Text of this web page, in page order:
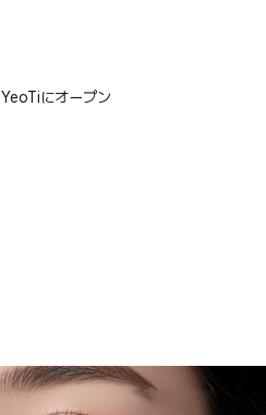
YeoTiにオープン